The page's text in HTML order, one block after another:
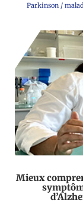
Parkinson/
Mieux